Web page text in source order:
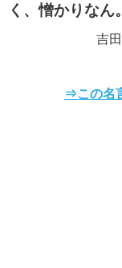
く、憎かりなん。
吉
⇒この名